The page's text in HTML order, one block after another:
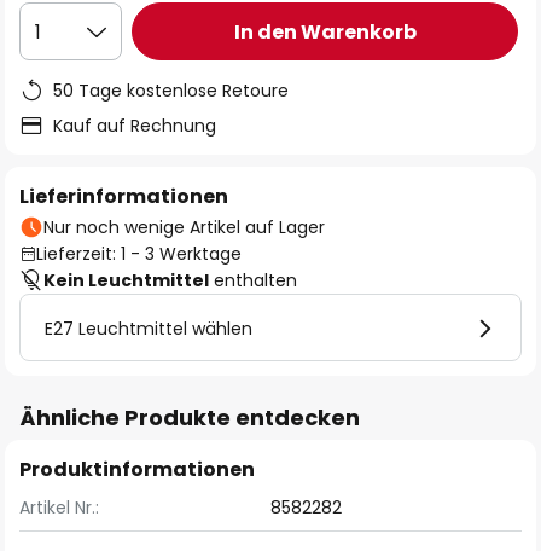
1 In den Warenkorb
50 Tage kostenlose Retoure
Kauf auf Rechnung
Lieferinformationen
Nur noch wenige Artikel auf Lager
Lieferzeit: 1 - 3 Werktage
Kein Leuchtmittel enthalten
E27 Leuchtmittel wählen
Ähnliche Produkte entdecken
Produktinformationen
Artikel Nr.: 8582282